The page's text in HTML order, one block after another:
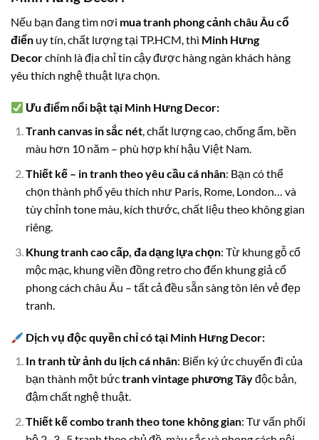
Nếu bạn đang tìm nơi mua tranh phong cảnh châu Âu cổ
điển uy tín, chất lượng tại TP.HCM, thì Minh Hưng
Decorchính là địa chỉ tin cậy được hàng ngàn khách hàng
yêu thích nghệ thuật lựa chọn.
Ưu điểm nổi bật tại Minh Hưng Decor:
Tranh canvas in sắc nét, chất lượng cao, chống ẩm, bền
màu hơn 10 năm – phù hợp khí hậu Việt Nam.
Thiết kế – in tranh theo yêu cầu cá nhân: Bạn có thể
chọn thành phố yêu thích như Paris, Rome, London… và
tùy chỉnh tone màu, kích thước, chất liệu theo không gian
riêng.
Khung tranh cao cấp, đa dạng lựa chọn: Từ khung gỗ cổ
mộc mạc, khung viền đồng retro cho đến khung giả cổ
phong cách châu Âu – tất cả đều sẵn sàng tôn lên vẻ đẹp
tranh.
Dịch vụ độc quyền chỉ có tại Minh Hưng Decor:
In tranh từ ảnh du lịch cá nhân: Biến ký ức chuyến đi của
bạn thành một bứctranh vintage phương Tâyđộc bản,
đậm chất nghệ thuật.
Thiết kế combo tranh theo tone không gian: Tư vấn phối